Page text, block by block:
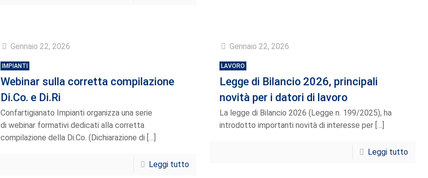
Gennaio 22, 2026
IMPIANTI
Webinar sulla corretta compilazione
Di.Co. e Di.Ri
Confartigianato Impianti organizza una serie
di webinar formativi dedicati alla corretta
compilazione della Di.Co. (Dichiarazione di […]
Leggi tutto
Gennaio 22, 2026
LAVORO
Legge di Bilancio 2026, principali
novità per i datori di lavoro
La legge di Bilancio 2026 (Legge n. 199/2025), ha
introdotto importanti novità di interesse per […]
Leggi tutto